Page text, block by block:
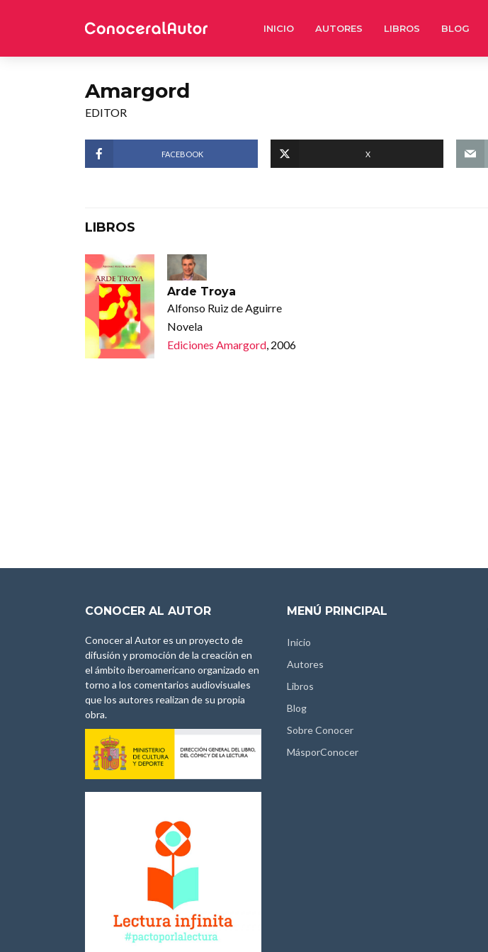
INICIO AUTORES LIBROS BLOG
Amargord
EDITOR
FACEBOOK X
LIBROS
Arde Troya
Alfonso Ruiz de Aguirre
Novela
Ediciones Amargord, 2006
CONOCER AL AUTOR
Conocer al Autor es un proyecto de
difusión y promoción de la creación en
el ámbito iberoamericano organizado en
torno a los comentarios audiovisuales
que los autores realizan de su propia
obra.
MENÚ PRINCIPAL
Inicio
Autores
Libros
Blog
Sobre Conocer
MásporConocer